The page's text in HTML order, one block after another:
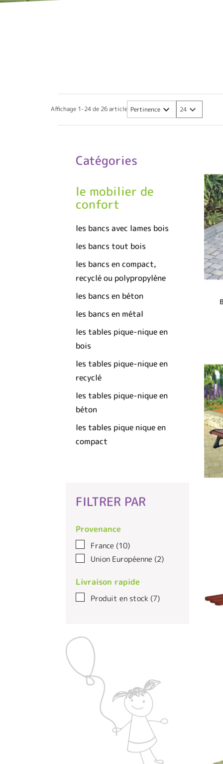
Affichage 1-24 de 26 article(s)Pertinence  24 
Catégories
le mobilier de
confort
les bancs avec lames bois
les bancs tout bois
les bancs en compact,
recyclé ou polypropylène
les bancs en béton
les bancs en métal
les tables pique-nique en
bois
les tables pique-nique en
recyclé
les tables pique-nique en
béton
les tables pique nique en
compact
FILTRER PAR
Provenance
France (10)
Union Européenne (2)
Livraison rapide
Produit en stock (7)